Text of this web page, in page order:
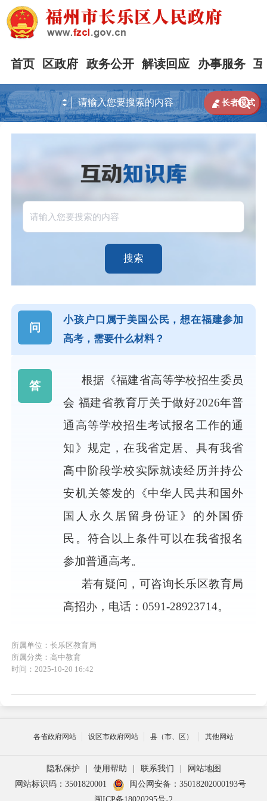
首页 区政府 政务公开 解读回应 办事服务

 长者模式
搜索
问
小孩户口属于美国公民，想在福建参加
高考，需要什么材料？
答
根据《福建省高等学校招生委员
会 福建省教育厅关于做好2026年普
通高等学校招生考试报名工作的通
知》规定，在我省定居、具有我省
高中阶段学校实际就读经历并持公
安机关签发的《中华人民共和国外
国人永久居留身份证》的外国侨
民。符合以上条件可以在我省报名
参加普通高考。
若有疑问，可咨询长乐区教育局
高招办，电话：0591-28923714。
所属单位：长乐区教育局
所属分类：高中教育
时间：2025-10-20 16:42
各省政府网站 设区市政府网站 县（市、区） 其他网站
隐私保护 使用帮助 联系我们
网站地图
网站标识码：3501820001
闽公网安备：35018202000193号